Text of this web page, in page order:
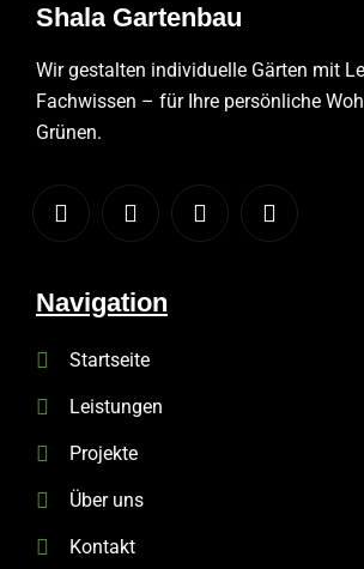
Shala Gartenbau
Wir gestalten individuelle Gärten mit
Fachwissen – für Ihre persönliche
Grünen.
Navigation
Startseite
Leistungen
Projekte
Über uns
Kontakt